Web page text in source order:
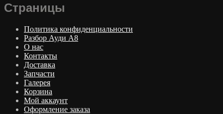
Страницы
Политика конфиденциальности
Разбор Ауди А8
О нас
Контакты
Доставка
Запчасти
Галерея
Корзина
Мой аккаунт
Оформление заказа